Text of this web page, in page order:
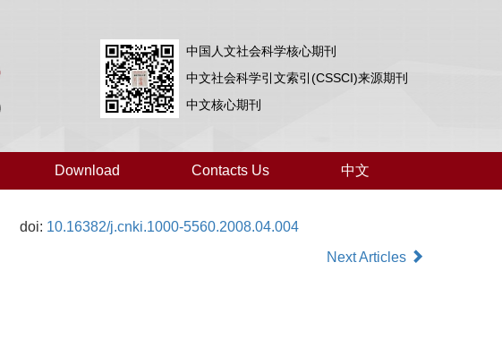
中国人文社会科学核心期刊
中文社会科学引文索引(CSSCI)来源期刊
中文核心期刊
Download Contacts Us 中文
doi: 10.16382/j.cnki.1000-5560.2008.04.004
Next Articles